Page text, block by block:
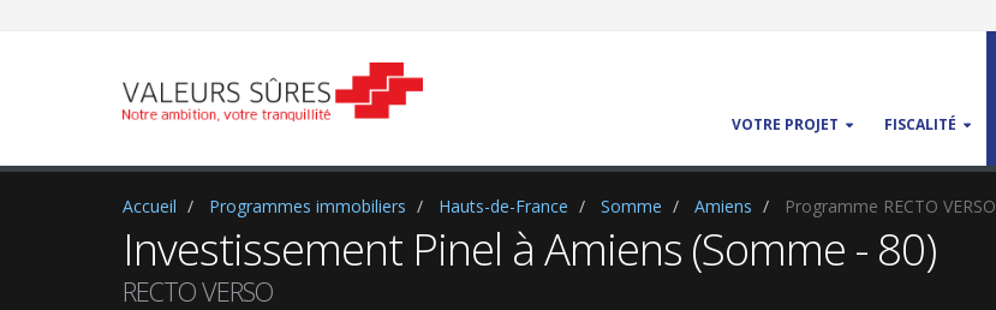
VOTRE PROJET FISCALITÉ
Accueil Programmes immobiliers Hauts-de-France Somme Amiens Programme RECTO VERSO
Investissement Pinel à Amiens (Somme - 80)
RECTO VERSO